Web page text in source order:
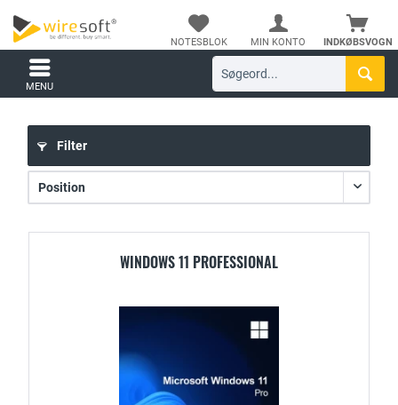
INDKØBSVOGN
NOTESBLOK MIN KONTO
MENU
Filter
WINDOWS 11 PROFESSIONAL